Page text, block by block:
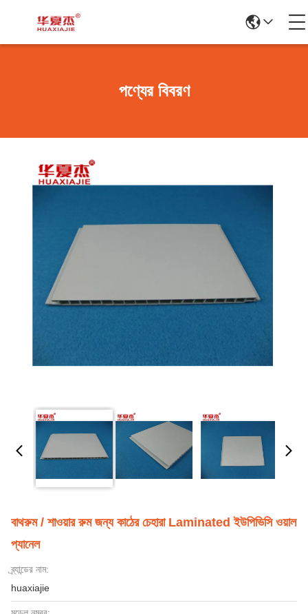
পণ্যের বিবরণ
বাথরুম / শাওয়ার রুম জন্য কাঠের চেহারা Laminated ইউপিভিসি ওয়াল
প্যানেল
ব্র্যান্ডের নাম:
huaxiajie